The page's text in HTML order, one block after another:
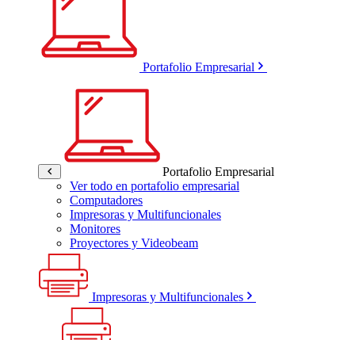
Portafolio Empresarial
Portafolio Empresarial
Ver todo en portafolio empresarial
Computadores
Impresoras y Multifuncionales
Monitores
Proyectores y Videobeam
Impresoras y Multifuncionales